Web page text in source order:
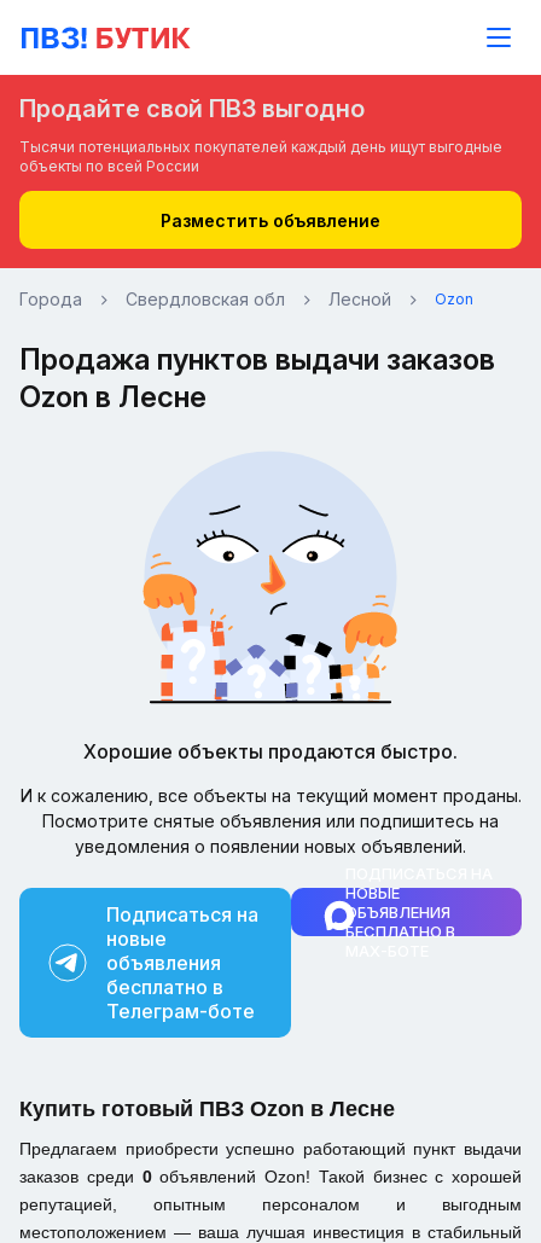
Продайте свой ПВЗ выгодно
Тысячи потенциальных покупателей каждый день ищут выгодные
объекты по всей России
Разместить объявление
Города Свердловская обл Лесной Ozon
Продажа пунктов выдачи заказов
Ozon в Лесне
Хорошие объекты продаются быстро.
И к сожалению, все объекты на текущий момент проданы.
Посмотрите снятые объявления или подпишитесь на
уведомления о появлении новых объявлений.
Подписаться на
новые
объявления
бесплатно в
Телеграм-боте
НОВЫЕ
ОБЪЯВЛЕНИЯ
БЕСПЛАТНО В
Купить готовый ПВЗ Ozon в Лесне
Предлагаем приобрести успешно работающий пункт выдачи
заказов среди 0объявлений Ozon! Такой бизнес с хорошей
репутацией, опытным персоналом и выгодным
местоположением — ваша лучшая инвестиция в стабильный